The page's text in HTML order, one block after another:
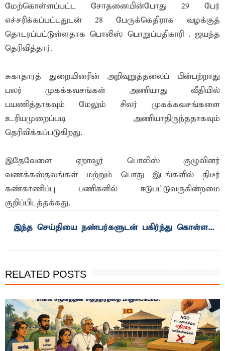
மேற்கொள்ளப்பட்ட சோதனையின்போது 29 பேர்
எச்சரிக்கப்பட்டதுடன் 28 பேருக்கெதிராக வழக்குத்
தொடரப்பட்டுள்ளதாக பொலிஸ் பொறுப்பதிகாரி . ஜயந்த
தெரிவித்தார்.
சுகாதாரத் துறையினரின் அறிவுறுத்தலைப் பின்பற்றாது
பலர் முகக்கவசங்கள் அணியாது வீதியில்
பயணித்தாகவும் மேலும் சிலர் முகக்கவசங்களை
உரியமுறைப்படி அணியாதிருந்ததாகவும்
தெரிவிக்கப்படுகிறது.
இதேவேளை ஏறாவூர் பொலிஸ் குழுவினர்
வணக்கஸ்தலங்கள் மற்றும் பொது இடங்களில் திடீர்
கண்காணிப்பு பணிகளில் ஈடுபட்டுவருகின்றமை
குறிப்பிடத்தக்கது.
RELATED POSTS